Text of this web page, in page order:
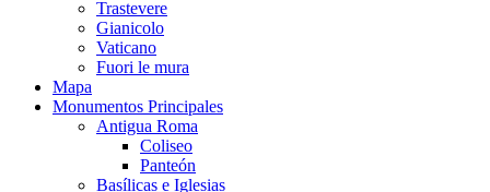
Trastevere
Gianicolo
Vaticano
Fuori le mura
Mapa
Monumentos Principales
Antigua Roma
Coliseo
Panteón
Basílicas e Iglesias